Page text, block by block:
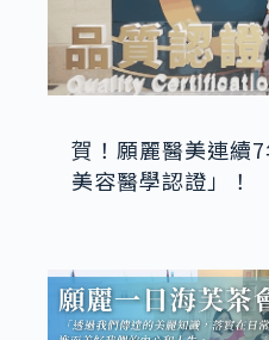
賀！願麗醫美連續
美容醫學認證」！